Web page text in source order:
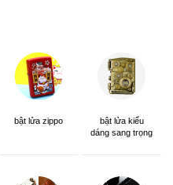
bật lửa zippo
bật lửa kiểu
dáng sang trọng